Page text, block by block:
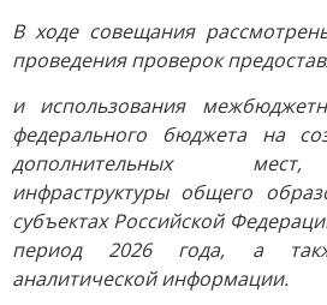
В ходе совещания
проведения проверок
и использования
федерального бюджета на
дополнительных
инфраструктуры общего
субъектах Российской
период 2026 года, а
аналитической информации.